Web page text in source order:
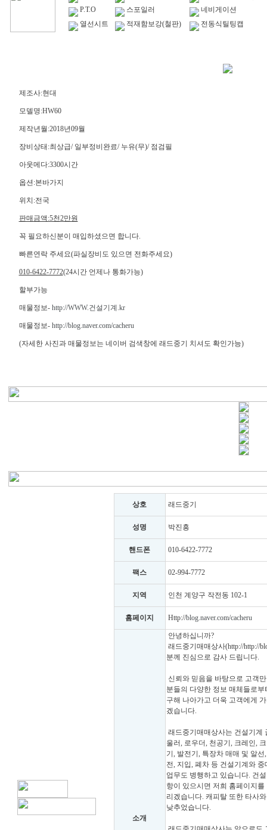
P.T.O
스포일러
네비게이션
열선시트
적재함보강(철판) 전동식틸팅캡
제조사:현대
모델명:HW60
제작년월:2018년09월
장비상태:최상급/ 일부정비완료/ 누유(무)/ 점검필
아웃메다:3300시간
옵션:본바가지
위치:전국
판매금액:5천2만원
꼭 필요하신분이 매입하셨으면 합니다.
빠른연락 주세요(파실장비도 있으면 전화주세요)
010-6422-7772(24시간 언제나 통화가능)
할부가능
매물정보- http://WWW.건설기계.kr
매물정보- http://blog.naver.com/cacheru
(자세한 사진과 매물정보는 네이버 검색창에 래드중기 치셔도 확인가능)
상호 래드중기
성명 박진흥
핸드폰 010-6422-7772
팩스 02-994-7772
지역 인천 계양구 작전동 102-1
홈페이지 Http://blog.naver.com/cacheru
소개
안녕하십니까?
래드중기매매상사(http://http://
분께 진심으로 감사 드립니다.
신뢰와 믿음을 바탕으로 고객
분들의 다양한 정보 매체들로
구해 나아가고 더욱 고객에게
겠습니다.
래드중기매매상사는 건설기계
울러, 로우더, 천공기, 크레인,
기, 발전기, 특장차 매매 및 알
전, 지입, 폐차 등 건설기계와
업무도 병행하고 있습니다. 건
항이 있으시면 저희 홈페이지
리겠습니다. 캐피탈 또한 타사
낮추었습니다.